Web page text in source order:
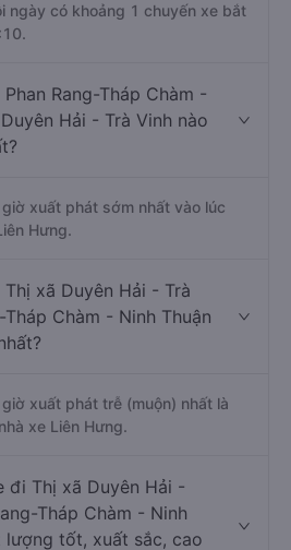
ngày có khoảng 1 chuyến xe bắt
Rang-Tháp Chàm -
Hải - Trà Vinh nào
xuất phát sớm nhất vào lúc
Hưng.
xã Duyên Hải - Trà
Chàm - Ninh Thuận
xuất phát trễ (muộn) nhất là
xe Liên Hưng.
đi Thị xã Duyên Hải -
Tháp Chàm - Ninh
lượng tốt, xuất sắc, cao